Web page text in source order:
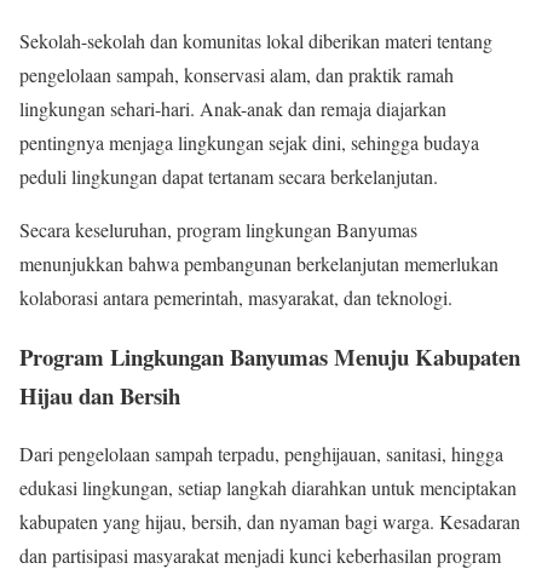
Sekolah-sekolah dan komunitas lokal diberikan materi tentang
pengelolaan sampah, konservasi alam, dan praktik ramah
lingkungan sehari-hari. Anak-anak dan remaja diajarkan
pentingnya menjaga lingkungan sejak dini, sehingga budaya
peduli lingkungan dapat tertanam secara berkelanjutan.
Secara keseluruhan, program lingkungan Banyumas
menunjukkan bahwa pembangunan berkelanjutan memerlukan
kolaborasi antara pemerintah, masyarakat, dan teknologi.
Program Lingkungan Banyumas Menuju Kabupaten
Hijau dan Bersih
Dari pengelolaan sampah terpadu, penghijauan, sanitasi, hingga
edukasi lingkungan, setiap langkah diarahkan untuk menciptakan
kabupaten yang hijau, bersih, dan nyaman bagi warga. Kesadaran
dan partisipasi masyarakat menjadi kunci keberhasilan program